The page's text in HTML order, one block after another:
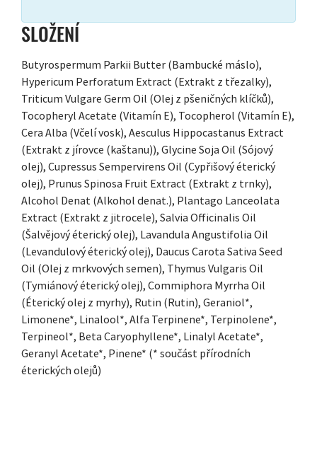
SLOŽENÍ
Butyrospermum Parkii Butter (Bambucké máslo),
Hypericum Perforatum Extract (Extrakt z třezalky),
Triticum Vulgare Germ Oil (Olej z pšeničných klíčků),
Tocopheryl Acetate (Vitamín E), Tocopherol (Vitamín E),
Cera Alba (Včelí vosk), Aesculus Hippocastanus Extract
(Extrakt z jírovce (kaštanu)), Glycine Soja Oil (Sójový
olej), Cupressus Sempervirens Oil (Cypřišový éterický
olej), Prunus Spinosa Fruit Extract (Extrakt z trnky),
Alcohol Denat (Alkohol denat.), Plantago Lanceolata
Extract (Extrakt z jitrocele), Salvia Officinalis Oil
(Šalvějový éterický olej), Lavandula Angustifolia Oil
(Levandulový éterický olej), Daucus Carota Sativa Seed
Oil (Olej z mrkvových semen), Thymus Vulgaris Oil
(Tymiánový éterický olej), Commiphora Myrrha Oil
(Éterický olej z myrhy), Rutin (Rutin), Geraniol*,
Limonene*, Linalool*, Alfa Terpinene*, Terpinolene*,
Terpineol*, Beta Caryophyllene*, Linalyl Acetate*,
Geranyl Acetate*, Pinene* (* součást přírodních
éterických olejů)